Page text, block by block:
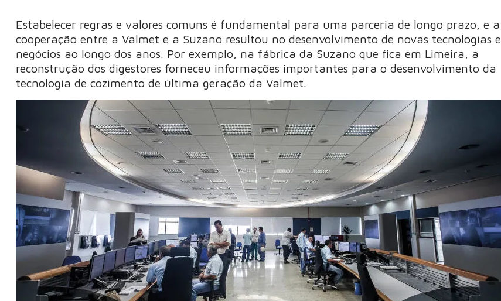
Estabelecer regras e valores comuns é fundamental para uma parceria de longo prazo, e a
cooperação entre a Valmet e a Suzano resultou no desenvolvimento de novas tecnologias e
negócios ao longo dos anos. Por exemplo, na fábrica da Suzano que fica em Limeira, a
reconstrução dos digestores forneceu informações importantes para o desenvolvimento da
tecnologia de cozimento de última geração da Valmet.